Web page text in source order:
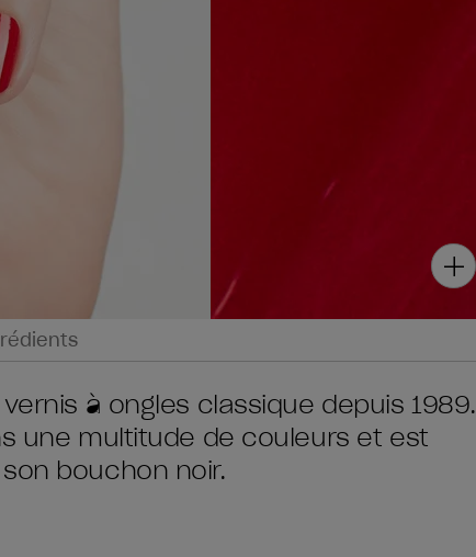
à ongles classique depuis 1989.
une multitude de couleurs et est
bouchon noir.